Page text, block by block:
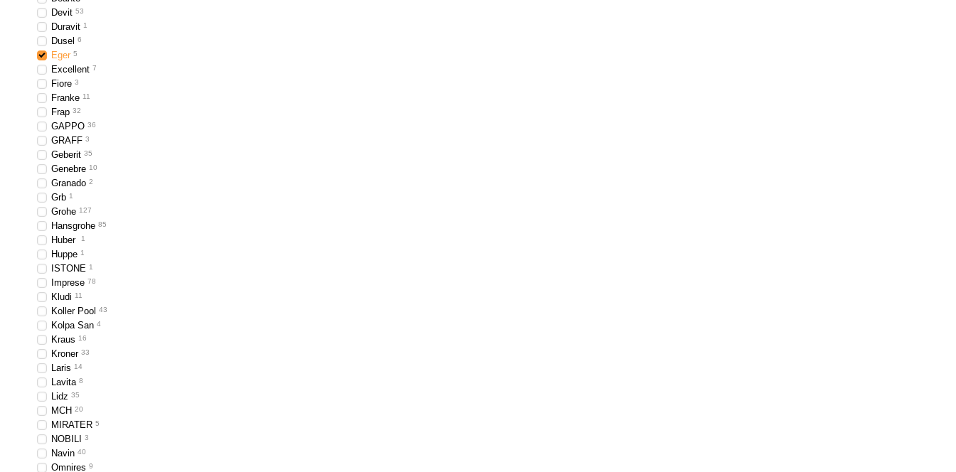
Devit 53
Duravit 1
Dusel 6
Eger 5
Excellent 7
Fiore 3
Franke 11
Frap 32
GAPPO 36
GRAFF 3
Geberit 35
Genebre 10
Granado 2
Grb 1
Grohe 127
Hansgrohe 85
Huber 1
Huppe 1
ISTONE 1
Imprese 78
Kludi 11
Koller Pool 43
Kolpa San 4
Kraus 16
Kroner 33
Laris 14
Lavita 8
Lidz 35
MCH 20
MIRATER 5
NOBILI 3
Navin 40
Omnires 9